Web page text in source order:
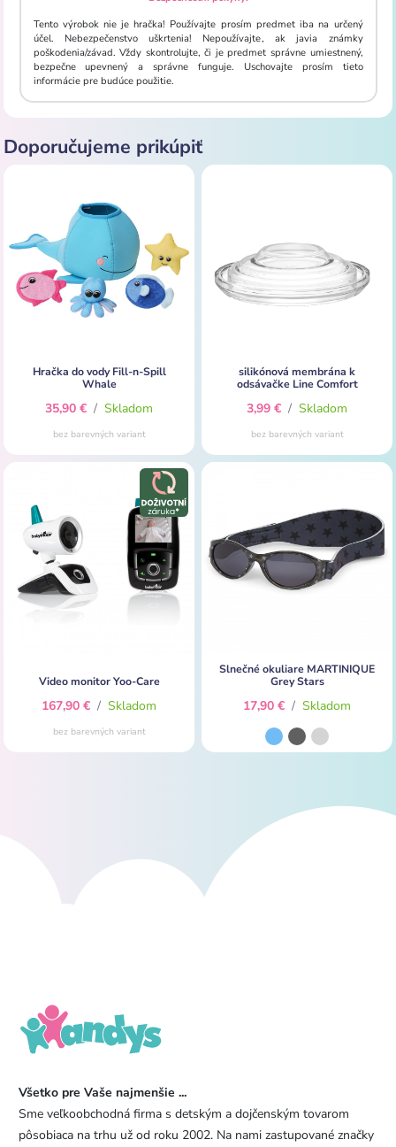
Tento výrobok nie je hračka! Používajte prosím predmet iba na určený
účel. Nebezpečenstvo uškrtenia! Nepoužívajte, ak javia známky
poškodenia/závad. Vždy skontrolujte, či je predmet správne umiestnený,
bezpečne upevnený a správne funguje. Uschovajte prosím tieto
informácie pre budúce použitie.
Doporučujeme prikúpiť
Hračka do vody Fill-n-Spill
Whale
35,90 € / Skladom
bez barevných variant
silikónová membrána k
odsávačke Line Comfort
3,99 € / Skladom
bez barevných variant
Video monitor Yoo-Care
167,90 € / Skladom
bez barevných variant
Slnečné okuliare MARTINIQUE
Grey Stars
17,90 € / Skladom
Všetko pre Vaše najmenšie ...
Sme veľkoobchodná firma s detským a dojčenským tovarom
pôsobiaca na trhu už od roku 2002. Na nami zastupované značky